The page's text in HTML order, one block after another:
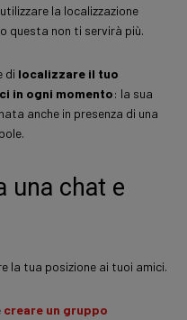
la localizzazione
questa non ti servirà più.
di localizzare il tuo
in ogni momento: la sua
anche in presenza di una
una chat e
la tua posizione ai tuoi amici.
creare un gruppo